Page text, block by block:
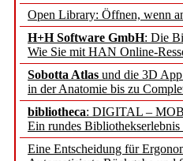
Open Library: Öffnen, wenn
H+H Software GmbH: Die
Wie Sie mit HAN Online-
Sobotta Atlas und die 3D
in der Anatomie bis zu
bibliotheca: DIGITAL –
Ein rundes
Eine Entscheidung für
und die
Francke
EBSCO